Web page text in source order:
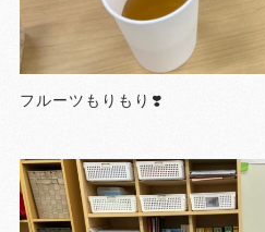
フルーツもりもり❣️